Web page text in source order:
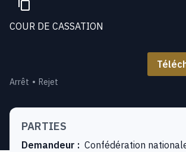
COUR DE CASSATION
Arrêt Rejet
PARTIES
Demandeur : Confédération